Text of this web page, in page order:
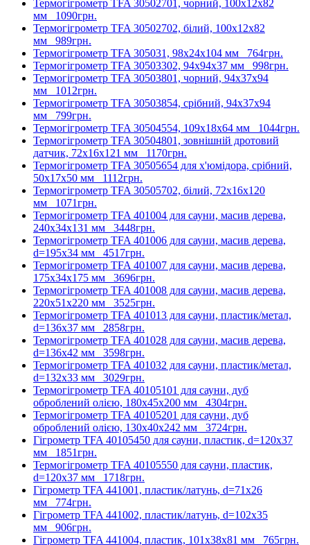
Термогігрометр TFA 30502701, чорний, 100x12x82
мм 1090грн.
Термогігрометр TFA 30502702, білий, 100x12x82
мм 989грн.
Термогігрометр TFA 305031, 98x24x104 мм 764грн.
Термогігрометр TFA 30503302, 94x94x37 мм 998грн.
Термогігрометр TFA 30503801, чорний, 94x37x94
мм 1012грн.
Термогігрометр TFA 30503854, срібний, 94x37x94
мм 799грн.
Термогігрометр TFA 30504554, 109x18x64 мм 1044грн.
Термогігрометр TFA 30504801, зовнішній дротовий
датчик, 72x16x121 мм 1170грн.
Термогігрометр TFA 30505654 для х'юмідора, срібний,
50x17x50 мм 1112грн.
Термогігрометр TFA 30505702, білий, 72x16x120
мм 1071грн.
Термогігрометр TFA 401004 для сауни, масив дерева,
240х34х131 мм 3448грн.
Термогігрометр TFA 401006 для сауни, масив дерева,
d=195х34 мм 4517грн.
Термогігрометр TFA 401007 для сауни, масив дерева,
175х34х175 мм 3696грн.
Термогігрометр TFA 401008 для сауни, масив дерева,
220х51х220 мм 3525грн.
Термогігрометр TFA 401013 для сауни, пластик/метал,
d=136х37 мм 2858грн.
Термогігрометр TFA 401028 для сауни, масив дерева,
d=136х42 мм 3598грн.
Термогігрометр TFA 401032 для сауни, пластик/метал,
d=132х33 мм 3029грн.
Термогігрометр TFA 40105101 для сауни, дуб
оброблений олією, 180х45х200 мм 4304грн.
Термогігрометр TFA 40105201 для сауни, дуб
оброблений олією, 130x40x242 мм 3724грн.
Гігрометр TFA 40105450 для сауни, пластик, d=120х37
мм 1851грн.
Термогігрометр TFA 40105550 для сауни, пластик,
d=120х37 мм 1718грн.
Гігрометр TFA 441001, пластик/латунь, d=71х26
мм 774грн.
Гігрометр TFA 441002, пластик/латунь, d=102х35
мм 906грн.
Гігрометр TFA 441004, пластик, 101х38х81 мм 765грн.